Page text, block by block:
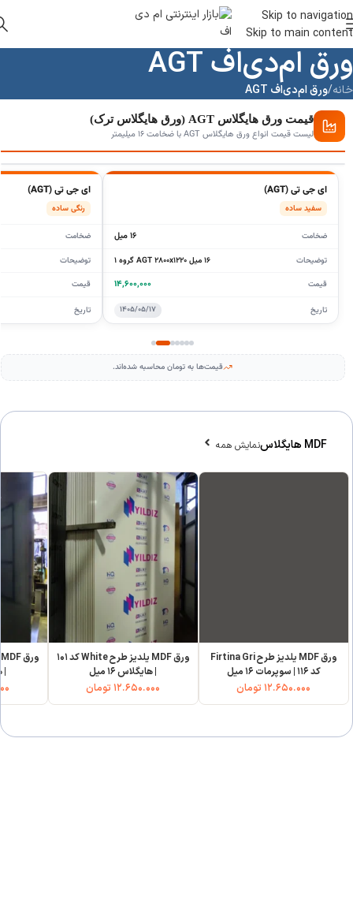
Skip to navigation
Skip to main content
ورق ام‌دی‌اف AGT
خانه/ورق ام‌دی‌اف AGT
قیمت ورق هایگلاس AGT (ورق هایگلاس ترک)
لیست قیمت انواع ورق هایگلاس AGT با ضخامت ۱۶ میلیمتر
ای جی تی (AGT)
سفید ساده
ضخامت ۱۶ میل
توضیحات ۱۶ میل AGT ۲۸۰۰x۱۲۲۰ گروه ۱
قیمت ۱۴,۶۰۰,۰۰۰
تاریخ ۱۴۰۵/۰۵/۱۷
ای جی تی (AGT)
رنگی ساده
ضخامت
توضیحات
قیمت
تاریخ
قیمت‌ها به تومان محاسبه شده‌اند.
MDF هایگلاس نمایش همه
ورق MDF یلدیز طرح Firtina Gri
کد ۱۱۶ | سوپرمات ۱۶ میل
۱۲.۶۵۰.۰۰۰ تومان
ورق MDF یلدیز طرح White کد ۱۰۱
| هایگلاس ۱۶ میل
۱۲.۶۵۰.۰۰۰ تومان
|